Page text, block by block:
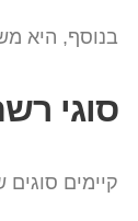
בנוסף, היא
סוגי
קיימים